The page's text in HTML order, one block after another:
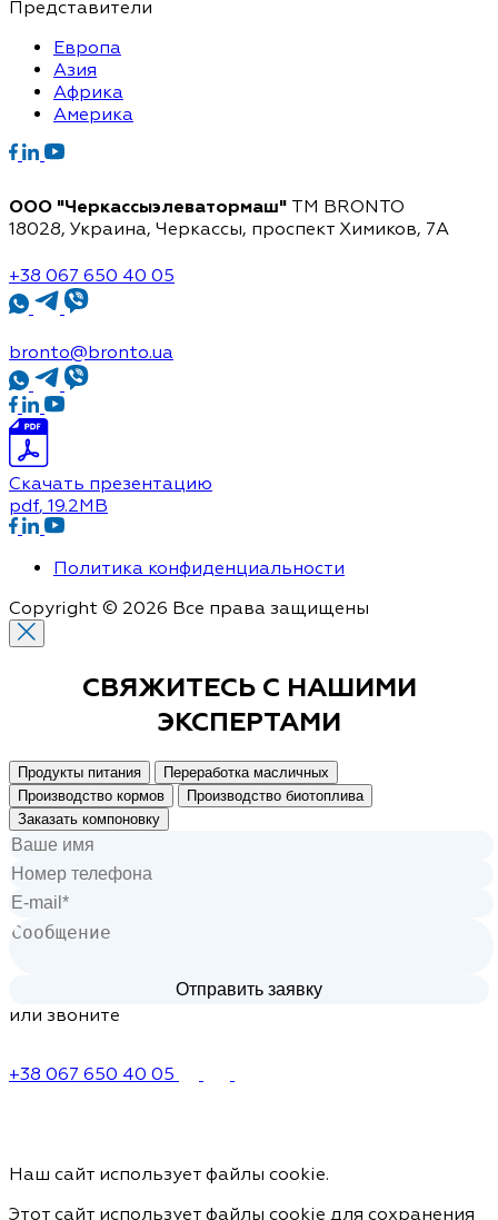
Представители
Европа
Азия
Африка
Америка
ООО "Черкассыэлеватормаш" TM BRONTO
18028, Украина, Черкассы, проспект Химиков, 7A
+38 067 650 40 05
bronto@bronto.ua
Скачать презентацию
pdf, 19.2MB
Политика конфиденциальности
Copyright © 2026 Все права защищены
СВЯЖИТЕСЬ С НАШИМИ
ЭКСПЕРТАМИ
Продукты питания
Переработка масличных
Производство кормов
Производство биотоплива
Заказать компоновку
или звоните
+38 067 650 40 05
Наш сайт использует файлы cookie.
Этот сайт использует файлы cookie для сохранения